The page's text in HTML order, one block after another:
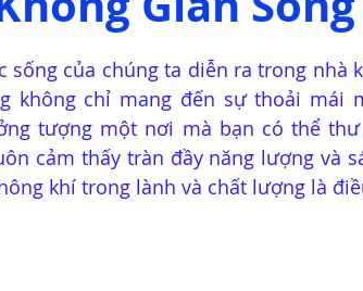
sống của chúng ta diễn ra trong nhà
không chỉ mang đến sự thoải mái
tượng một nơi mà bạn có thể
cảm thấy tràn đầy năng lượng và
khí trong lành và chất lượng là